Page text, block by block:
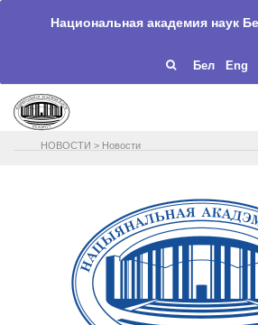
Национальная академия наук
Бел Eng
НОВОСТИ > Новости